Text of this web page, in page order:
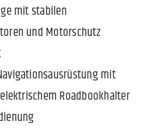
mit stabilen
und Motorschutz
mit
Roadbookhalter